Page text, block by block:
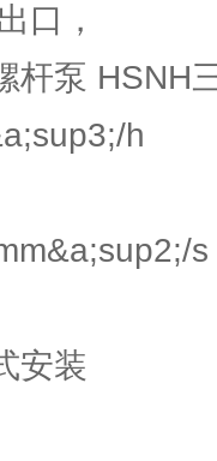
口，
泵 HSNH
h
s
安装